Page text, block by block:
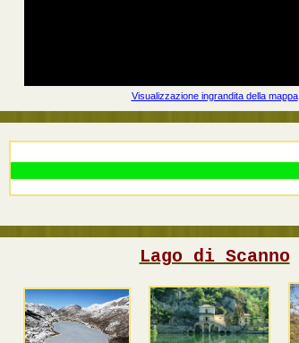
Visualizzazione ingrandita della mappa
Lago di Scanno